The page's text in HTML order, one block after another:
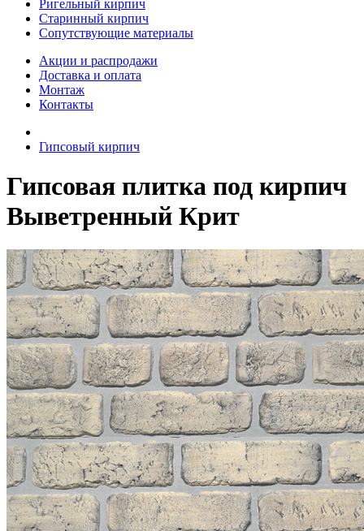
Ригельный кирпич
Старинный кирпич
Сопутствующие материалы
Акции и распродажи
Доставка и оплата
Монтаж
Контакты
Гипсовый кирпич
Гипсовая плитка под кирпич
Выветренный Крит